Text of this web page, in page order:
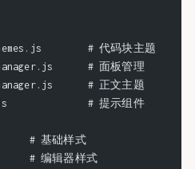
# 代码块主题
# 面板管理
# 正文主题
# 提示组件
# 基础样式
# 编辑器样式